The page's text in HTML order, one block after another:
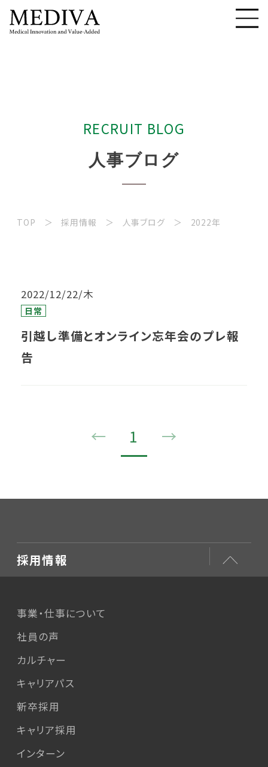
RECRUIT BLOG
人事ブロ グ
TOP 採用情報 人事ブログ 2022年
2022/12/22/木
日常
引越し準備とオンライン忘年会のプレ報
告
← 1 →
採用情報
事業・仕事について
社員の声
カルチャー
キャリアパス
新卒採用
キャリア採用
インターン